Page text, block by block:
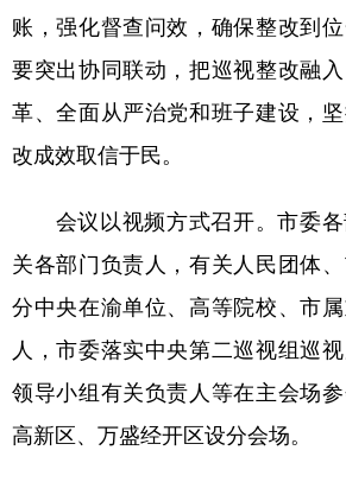
账，强化督查问效，确保整改到位
要突出协同联动，把巡视整改融
革、全面从严治党和班子建设，
改成效取信于民。
会议以视频方式召开。市委各
关各部门负责人，有关人民团体
分中央在渝单位、高等院校、市
人，市委落实中央第二巡视组巡
领导小组有关负责人等在主会场
高新区、万盛经开区设分会场。